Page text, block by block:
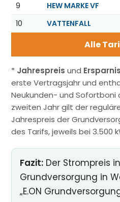
9
HEW MARKE VF
10
VATTENFALL
Alle
* Jahrespreis und Ersparnis
erste Vertragsjahr und
Neukunden- und Sofortboni
zweiten Jahr gilt der
Jahrespreis der
des Tarifs, jeweils bei 3.500
Fazit: Der Strompreis
Grundversorgung in
„E.ON